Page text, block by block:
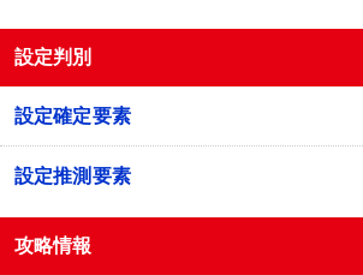
設定判別
設定確定要素
設定推測要素
攻略情報